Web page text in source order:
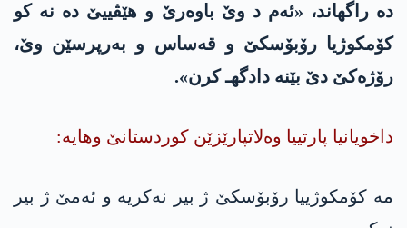
دە راگهاند، «ئەم د وێ باوەرێ و هێڤییێ دە نە کو
كۆمكوژیا رۆبۆسکێ و قەساس و بەرپرسێن وێ،
رۆژەکێ دێ بێنە دادگهـ كرن».
داخویانیا پارتییا وەلاتپارێزێن کوردستانێ وهایه‌:
مە كۆمكوژییا رۆبۆسکێ ژ بیر نەکریه‌ و ئەمێ ژ بیر